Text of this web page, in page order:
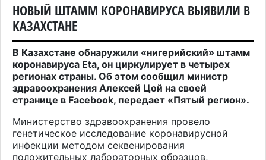
НОВЫЙ ШТАММ КОРОНАВИРУСА ВЫЯВИЛИ В
КАЗАХСТАНЕ
В Казахстане обнаружили «нигерийский» штамм
коронавируса Eta, он циркулирует в четырех
регионах страны. Об этом сообщил министр
здравоохранения Алексей Цой на своей
странице в Facebook, передает «Пятый регион».
Министерство здравоохранения провело
генетическое исследование коронавирусной
инфекции методом секвенирования
положительных лабораторных образцов,